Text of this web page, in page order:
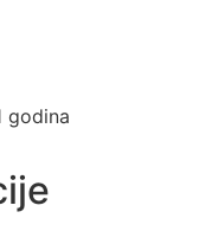
godina